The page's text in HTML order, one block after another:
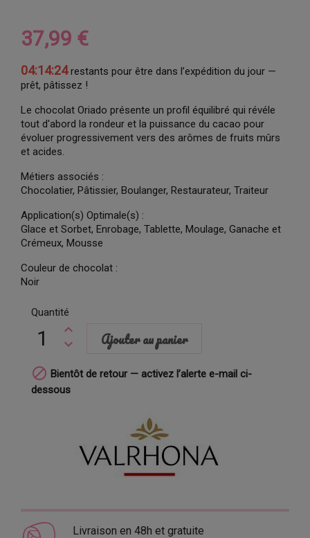
37,99 €
04:14:23restants pour être dans l’expédition du jour —
prêt, pâtissez !
Le chocolat Oriado présente un profil équilibré qui révéle
tout d'abord la rondeur et la puissance du cacao pour
évoluer progressivement vers des arômes de fruits mûrs
et acides.
Métiers associés :
Chocolatier, Pâtissier, Boulanger, Restaurateur, Traiteur
Application(s) Optimale(s) :
Glace et Sorbet, Enrobage, Tablette, Moulage, Ganache et
Crémeux, Mousse
Couleur de chocolat :
Noir
Quantité
Ajouter au panier
 Bientôt de retour — activez l’alerte e-mail ci-
dessous
Livraison en 48h et gratuite